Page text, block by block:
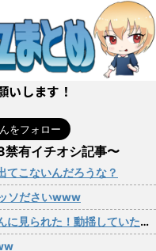
します！
禁有イチオシ記事〜
てこないんだろうな？
ソださいwww
ていたら姉ちゃんからまさかの一言が…